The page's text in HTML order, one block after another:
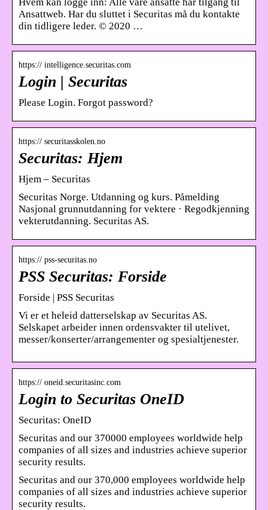
Ansattweb. Har du sluttet i Securitas må du kontakte
din tidligere leder. © 2020 …
https:// intelligence.securitas.com
Login | Securitas
Please Login. Forgot password?
https:// securitasskolen.no
Securitas: Hjem
Hjem – Securitas
Securitas Norge. Utdanning og kurs. Påmelding
Nasjonal grunnutdanning for vektere · Regodkjenning
vekterutdanning. Securitas AS.
https:// pss-securitas.no
PSS Securitas: Forside
Forside | PSS Securitas
Vi er et heleid datterselskap av Securitas AS.
Selskapet arbeider innen ordensvakter til utelivet,
messer/konserter/arrangementer og spesialtjenester.
https:// oneid.securitasinc.com
Login to Securitas OneID
Securitas: OneID
Securitas and our 370000 employees worldwide help
companies of all sizes and industries achieve superior
security results.
Securitas and our 370,000 employees worldwide help
companies of all sizes and industries achieve superior
security results.